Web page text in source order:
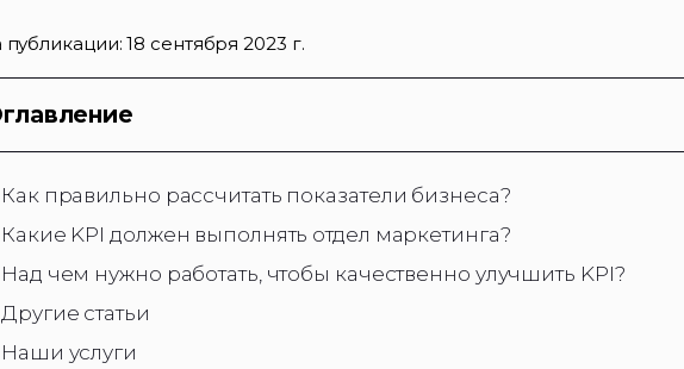
публикации:18 сентября 2023 г.
Как правильно рассчитать показатели бизнеса?
Какие KPI должен выполнять отдел маркетинга?
Над чем нужно работать, чтобы качественно улучшить KPI?
Другие статьи
Наши услуги